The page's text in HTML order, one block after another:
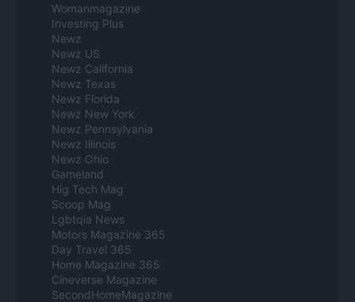
Womanmagazine
Investing Plus
Newz
Newz US
Newz California
Newz Texas
Newz Florida
Newz New York
Newz Pennsylvania
Newz Illinois
Newz Ohio
Gameland
Hig Tech Mag
Scoop Mag
Lgbtqia News
Motors Magazine 365
Day Travel 365
Home Magazine 365
Cineverse Magazine
SecondHomeMagazine